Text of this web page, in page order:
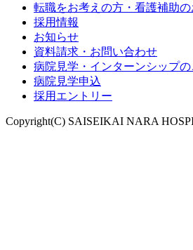
転職をお考えの方・看護補助
採用情報
お知らせ
資料請求・お問い合わせ
病院見学・インターンシップの
病院見学申込
採用エントリー
Copyright(C) SAISEIKAI NARA